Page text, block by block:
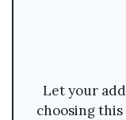
Let your
choosing